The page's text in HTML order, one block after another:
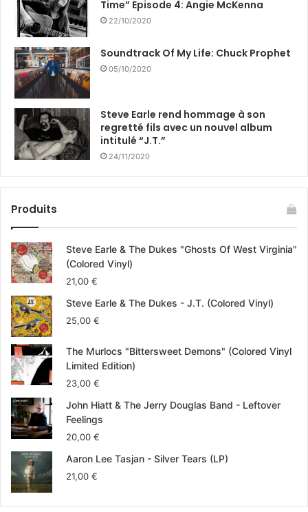
Time” Episode 4: Angie McKenna
22/10/2020
Soundtrack Of My Life: Chuck Prophet
05/10/2020
Steve Earle rend hommage à son
regretté fils avec un nouvel album
intitulé “J.T.”
24/11/2020
Produits
Steve Earle & The Dukes "Ghosts Of West Virginia"
(Colored Vinyl)
21,00 €
Steve Earle & The Dukes - J.T. (Colored Vinyl)
25,00 €
The Murlocs "Bittersweet Demons" (Colored Vinyl
Limited Edition)
23,00 €
John Hiatt & The Jerry Douglas Band - Leftover
Feelings
20,00 €
Aaron Lee Tasjan - Silver Tears (LP)
21,00 €